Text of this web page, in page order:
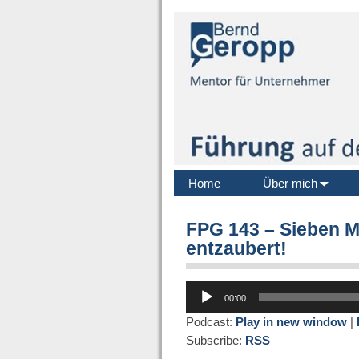
Home Über mich
FPG 143 – Sieben
entzaubert!
Audio-
Player
00:00
Podcast: Play in new window|
Subscribe: RSS